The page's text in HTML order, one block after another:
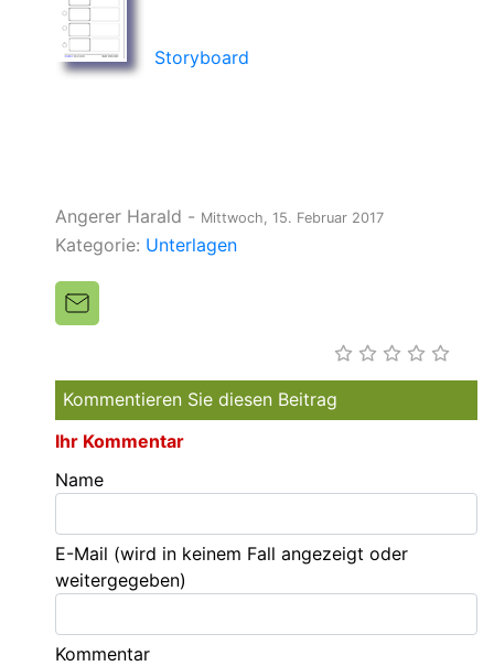
Storyboard
Angerer Harald - Mittwoch, 15. Februar 2017
Kategorie: Unterlagen
Kommentieren Sie diesen Beitrag
Ihr Kommentar
Name
E-Mail (wird in keinem Fall angezeigt oder
weitergegeben)
Kommentar